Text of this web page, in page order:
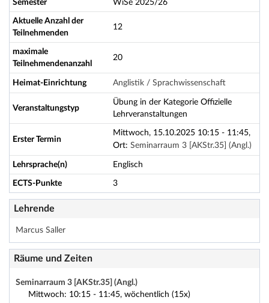
Semester WiSe 2025/26
Aktuelle Anzahl der
Teilnehmenden
12
maximale
Teilnehmendenanzahl
20
Heimat-Einrichtung Anglistik / Sprachwissenschaft
Veranstaltungstyp
Übung in der Kategorie Offizielle
Lehrveranstaltungen
Erster Termin
Mittwoch, 15.10.2025 10:15 - 11:45,
Ort: Seminarraum 3 [AKStr.35] (Angl.)
Lehrsprache(n) Englisch
ECTS-Punkte 3
Lehrende
Marcus Saller
Räume und Zeiten
Seminarraum 3 [AKStr.35] (Angl.)
Mittwoch: 10:15 - 11:45, wöchentlich (15x)